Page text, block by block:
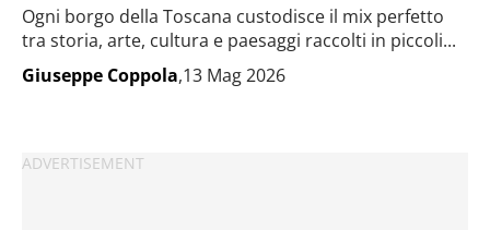
Ogni borgo della Toscana custodisce il mix perfetto
tra storia, arte, cultura e paesaggi raccolti in piccoli...
Giuseppe Coppola,13 Mag 2026